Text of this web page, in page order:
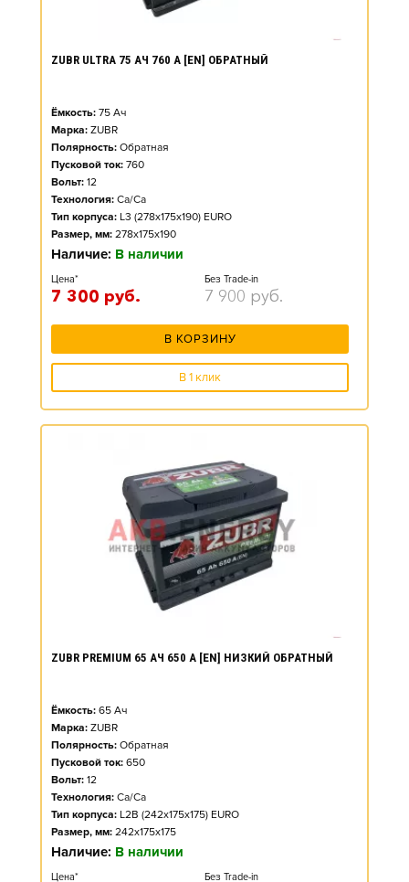
ZUBR ULTRA 75 АЧ 760 А [EN] ОБРАТНЫЙ
Ёмкость: 75 Ач
Марка: ZUBR
Полярность: Обратная
Пусковой ток: 760
Вольт: 12
Технология: Ca/Ca
Тип корпуса: L3 (278x175x190) EURO
Размер, мм: 278x175x190
Наличие: В наличии
Цена*
7 300 руб.
Без Trade-in
7 900 руб.
В КОРЗИНУ
В 1 клик
ZUBR PREMIUM 65 АЧ 650 А [EN] НИЗКИЙ ОБРАТНЫЙ
Ёмкость: 65 Ач
Марка: ZUBR
Полярность: Обратная
Пусковой ток: 650
Вольт: 12
Технология: Ca/Ca
Тип корпуса: L2B (242x175x175) EURO
Размер, мм: 242x175x175
Наличие: В наличии
Цена* Без Trade-in